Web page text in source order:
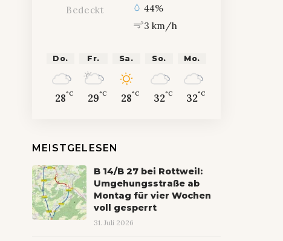
Bedeckt
44%
3 km/h
Do.
28°C
Fr.
29°C
Sa.
28°C
So.
32°C
Mo.
32°C
MEISTGELESEN
B 14/B 27 bei Rottweil:
Umgehungsstraße ab
Montag für vier Wochen
voll gesperrt
31. Juli 2026